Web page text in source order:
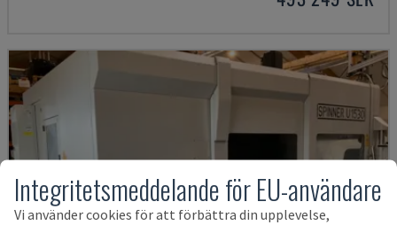
Integritetsmeddelande för EU-användare
Vi använder cookies för att förbättra din upplevelse,